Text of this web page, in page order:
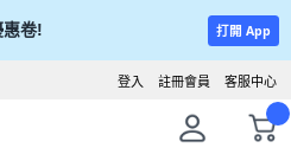
卷! 打開 App
客服中心
註冊會員
登入